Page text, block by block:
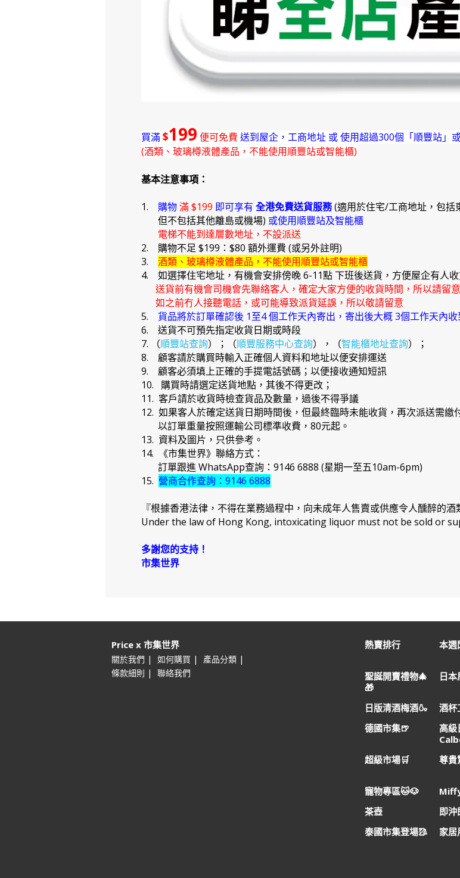
買滿$199 便可免費 送到屋企，工商地址 或 使用超過300個「順豐站」
(酒類、玻璃樽液體產品，不能使用順豐站或智能櫃)
基本注意事項：
1. 購物滿 $199 即可享有 全港免費送貨服務(適用於住宅/工商地址，包括
但不包括其他離島或機場) 或使用順豐站及智能櫃
電梯不能到達層數地址，不設派送
2. 購物不足 $199：$80 額外運費 (或另外註明)
3. 酒類、玻璃樽液體產品，不能使用順豐站或智能櫃
4. 如選擇住宅地址，有機會安排傍晚 6-11點 下班後送貨，方便屋企有人
送貨前有機會司機會先聯絡客人，確定大家方便的收貨時間，所以請留
如之前冇人接聽電話，或可能導致派貨延誤，所以敬請留意
5. 貨品將於訂單確認後 1至4 個工作天內寄出，寄出後大概 3個工作天內收
6. 送貨不可預先指定收貨日期或時段
7. （順豐站查詢）；（順豐服務中心查詢），（智能櫃地址查詢）；
8. 顧客請於購買時輸入正確個人資料和地址以便安排運送
9. 顧客必須填上正確的手提電話號碼；以便接收通知短訊
10. 購買時請選定送貨地點，其後不得更改；
11. 客戶請於收貨時檢查貨品及數量，過後不得爭議
12. 如果客人於確定送貨日期時間後，但最終臨時未能收貨，再次派送需繳
以訂單重量按照運輸公司標準收費，80元起。
13. 資料及圖片，只供參考。
14. 《市集世界》聯絡方式：
訂單跟進 WhatsApp查詢：9146 6888 (星期一至五10am-6pm)
15. 營商合作查詢：9146 6888
『根據香港法律，不得在業務過程中，向未成年人售賣或供應令人醺醉的酒
Under the law of Hong Kong, intoxicating liquor must not be sold or
多謝您的支持！
市集世界
Price x 市集世界
關於我們 | 如何購買 | 產品分類 |
條款細則 | 聯絡我們
熱賣排行 本週
聖誕開賣禮物🎄
🎁
日
日版清酒梅酒🍶 酒杯
德國市集🍺
高級
超級市場🛒 尊貴
寵物專區🐱🐶
茶壺
即沖
泰國市集登場🥻
家居